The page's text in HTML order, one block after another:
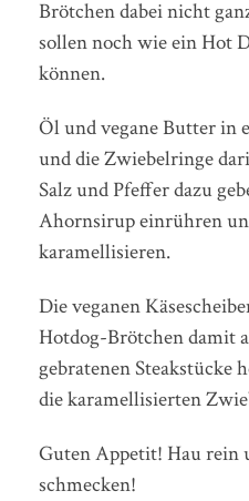
Brötchen dabei nicht
sollen noch wie ein Hot
können.
Öl und vegane Butter in
und die Zwiebelringe
Salz und Pfeffer dazu
Ahornsirup einrühren
karamellisieren.
Die veganen
Hotdog-Brötchen damit
gebratenen Steakstücke
die karamellisierten
Guten Appetit! Hau rein
schmecken!